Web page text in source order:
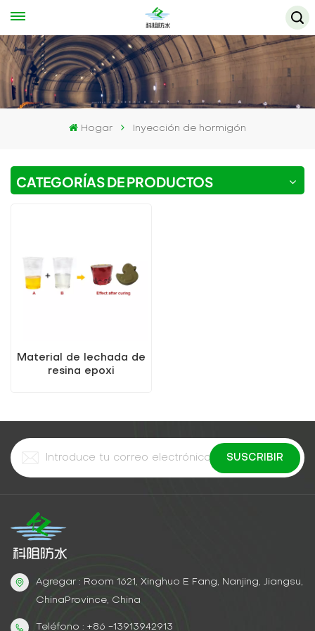
Hogar Inyección de hormigón
CATEGORÍAS DE PRODUCTOS
Material de lechada de
resina epoxi
Agregar : Room 1621, Xinghuo E Fang, Nanjing, Jiangsu,
ChinaProvince, China
Teléfono : +86 -13913942913